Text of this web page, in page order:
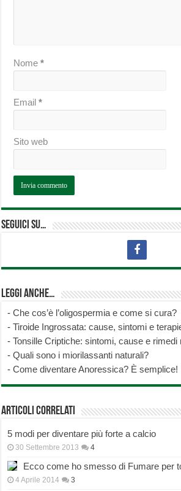
Nome*
Email*
Sito web
Seguici su…
Leggi anche…
-Che cos’è l’oligospermia e come si cura?
-Tiroide Ingrossata: cause, sintomi e
-Tonsille Criptiche: sintomi, cause e rimedi
-Quali sono i miorilassanti naturali?
-Come diventare Anoressica? È semplice!
Articoli correlati
5 modi per diventare più forte a calcio
30 Settembre 2013 4
Ecco come ho smesso di Fumare per
4 Aprile 2014 3